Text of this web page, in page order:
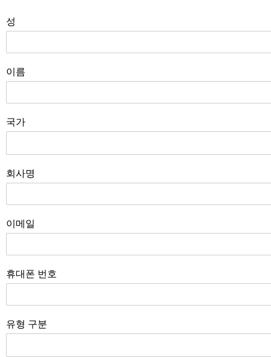
성
이름
국가
회사명
이메일
휴대폰 번호
유형 구분